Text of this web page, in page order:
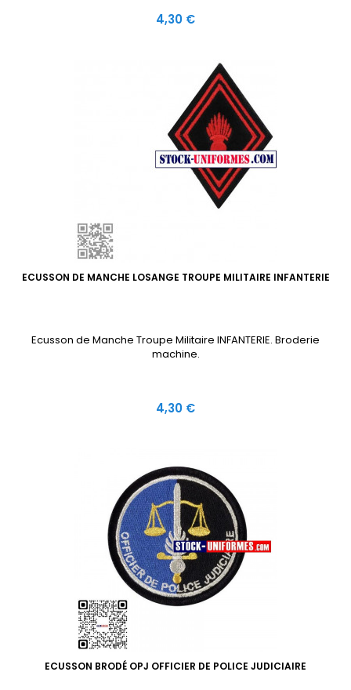
Prix
4,30 €
ECUSSON DE MANCHE LOSANGE TROUPE MILITAIRE INFANTERIE
Ecusson de Manche Troupe Militaire INFANTERIE. Broderie
machine.
Prix
4,30 €
ECUSSON BRODÉ OPJ OFFICIER DE POLICE JUDICIAIRE